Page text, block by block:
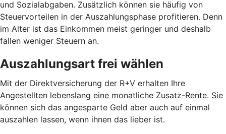
und Sozialabgaben. Zusätzlich können sie häufig von
Steuervorteilen in der Auszahlungsphase profitieren. Denn
im Alter ist das Einkommen meist geringer und deshalb
fallen weniger Steuern an.
Auszahlungsart frei wählen
Mit der Direktversicherung der R+V erhalten Ihre
Angestellten lebenslang eine monatliche Zusatz-Rente. Sie
können sich das angesparte Geld aber auch auf einmal
auszahlen lassen, wenn ihnen das lieber ist.